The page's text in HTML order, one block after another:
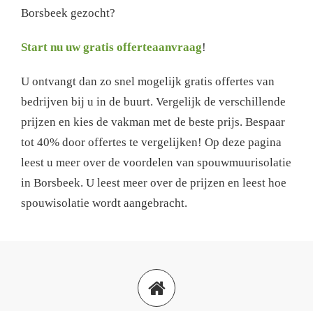
Borsbeek gezocht?
Start nu uw gratis offerteaanvraag!
U ontvangt dan zo snel mogelijk gratis offertes van
bedrijven bij u in de buurt. Vergelijk de verschillende
prijzen en kies de vakman met de beste prijs. Bespaar
tot 40% door offertes te vergelijken! Op deze pagina
leest u meer over de voordelen van spouwmuurisolatie
in Borsbeek. U leest meer over de prijzen en leest hoe
spouwisolatie wordt aangebracht.